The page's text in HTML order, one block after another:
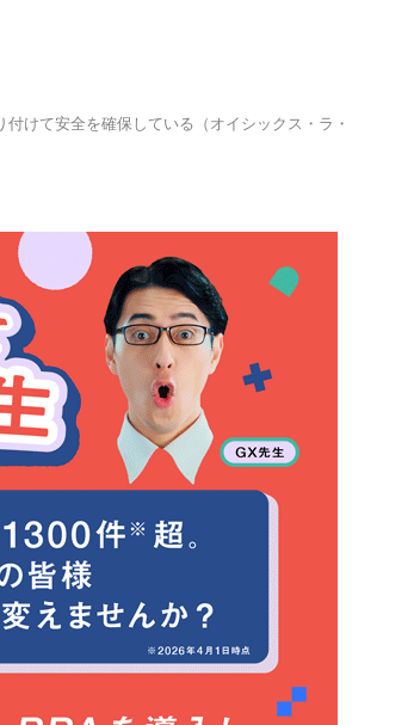
けて安全を確保している（オイシックス・ラ・